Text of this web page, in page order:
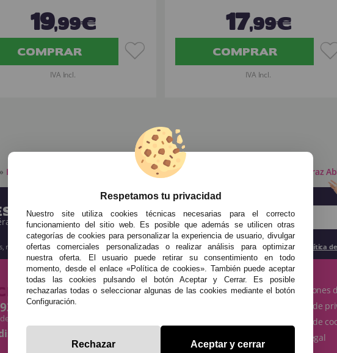
19,99€
COMPRAR
IVA Incl.
17,99€
COMPRAR
IVA Incl.
» Disfraces de Décadas para Mujer »Disfraces de los Años 70 para Mujer Disfraz
NEWSLETTER
de todo antes que nadie!
novedades y tendencias por e-mail. Puedo darme de baja cuando quiera según lo recogido en la Política
AYUDA?
695
Lunes a Sábados de 10 a 14h y de 17 a 20h
· Quiénes somos
· Condiciones
· Política de
· Política de
· Aviso Legal
Respetamos tu privacidad
Nuestro site utiliza cookies técnicas necesarias para el correcto
funcionamiento del sitio web. Es posible que además se utilicen otras
categorías de cookies para personalizar la experiencia de usuario, divulgar
ofertas comerciales personalizadas o realizar análisis para optimizar
nuestra oferta. El usuario puede retirar su consentimiento en todo
momento, desde el enlace «Política de cookies». También puede aceptar
todas las cookies pulsando el botón Aceptar y Cerrar. Es posible
rechazarlas todas o seleccionar algunas de las cookies mediante el botón
Configuración.
Rechazar Aceptar y cerrar